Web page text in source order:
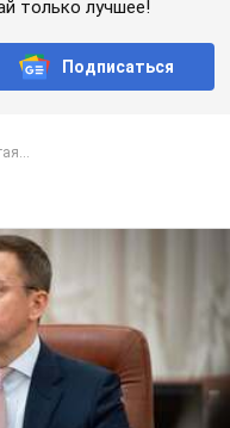
только лучшее!
Подписаться